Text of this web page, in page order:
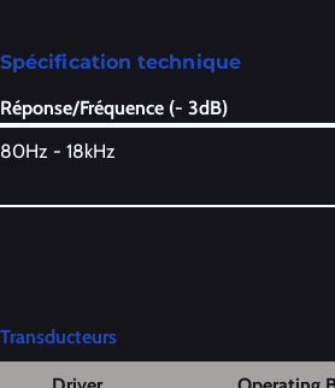
Spécification technique
Réponse/Fréquence (- 3dB)
80Hz - 18kHz
Transducteurs